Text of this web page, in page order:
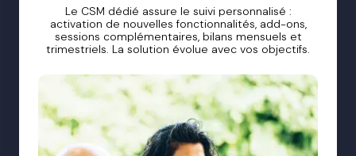
Le CSM dédié assure le suivi personnalisé :
activation de nouvelles fonctionnalités, add-ons,
sessions complémentaires, bilans mensuels et
trimestriels. La solution évolue avec vos objectifs.